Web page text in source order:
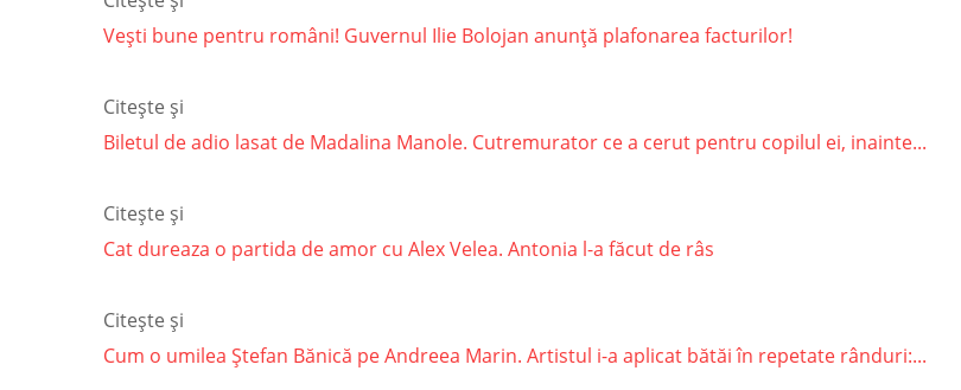
Vești bune pentru români! Guvernul Ilie Bolojan anunță plafonarea facturilor!
Citește și
Biletul de adio lasat de Madalina Manole. Cutremurator ce a cerut pentru copilul ei, inainte...
Citește și
Cat dureaza o partida de amor cu Alex Velea. Antonia l-a făcut de râs
Citește și
Cum o umilea Ștefan Bănică pe Andreea Marin. Artistul i-a aplicat bătăi în repetate rânduri:...